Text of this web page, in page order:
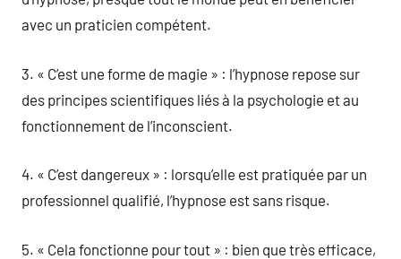
avec un praticien compétent.
3. « C’est une forme de magie » : l’hypnose repose sur
des principes scientifiques liés à la psychologie et au
fonctionnement de l’inconscient.
4. « C’est dangereux » : lorsqu’elle est pratiquée par un
professionnel qualifié, l’hypnose est sans risque.
5. « Cela fonctionne pour tout » : bien que très efficace,